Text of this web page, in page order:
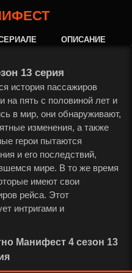
ОПИСАНИЕ
13 серия
история пассажиров
на пять с половиной лет и
в мир, они обнаруживают,
изменения, а также
герои пытаются
и его последствий,
мире. В то же время
имеют свои
рейса. Этот
интригами и
Манифест 4 сезон 13